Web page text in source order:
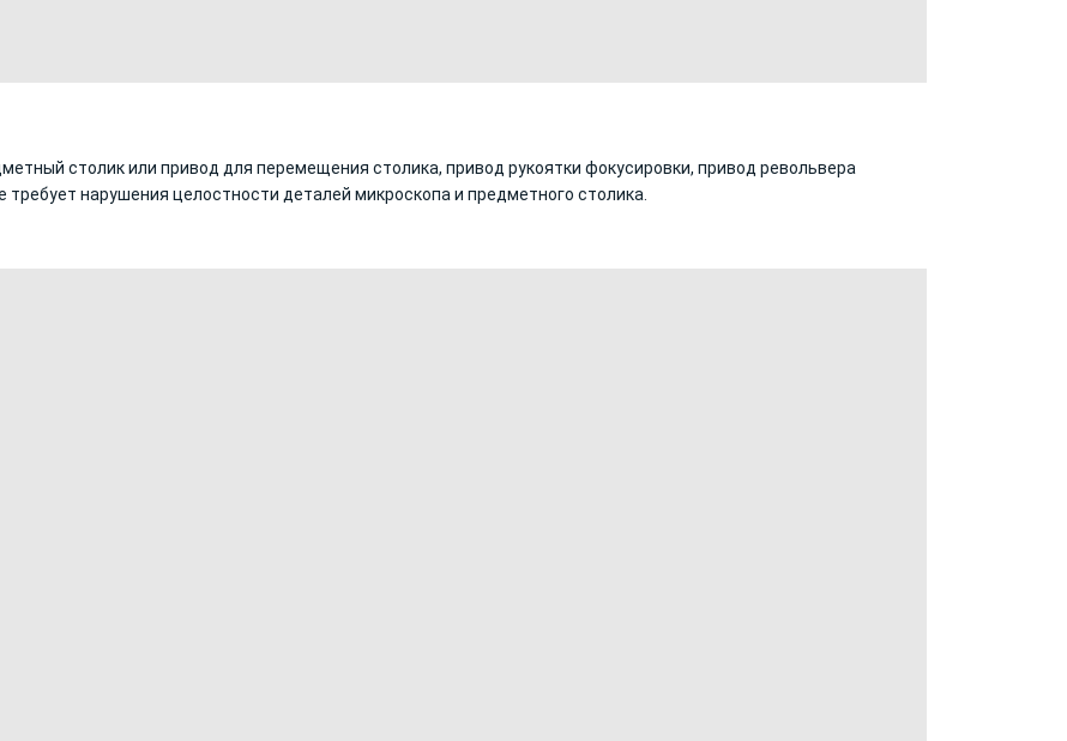
столик или привод для перемещения столика, привод рукоятки фокусировки, привод револьвера
нарушения целостности деталей микроскопа и предметного столика.